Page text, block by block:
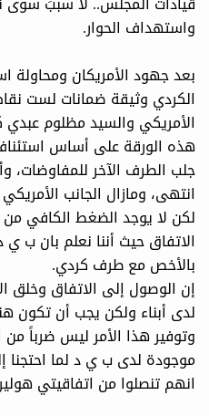
واستهداف الحوار.
بعد جهود الأمريكان ومحاولة
الكردي وثيقة ضمانات لست
الأمريكي والسيد مظلوم
هذه الورقة على أساس
جلب الطرف الآخر للمفاوضات،
انتهى، ومازال الجانب
لكن لا يوجد الضغط الكافي
الاتفاق حيث أننا نعلم بان ب
بالأخص مع طرف كردي.
إن الوصول إلى الاتفاق وخلق
لدى أبناء ولكن يجب أن تكون
وتوفير هذا الأمر ليس ضرباً من
موجودة لدى ب ي د لما احتجنا
انهم تنصلوا من اتفاقيتي